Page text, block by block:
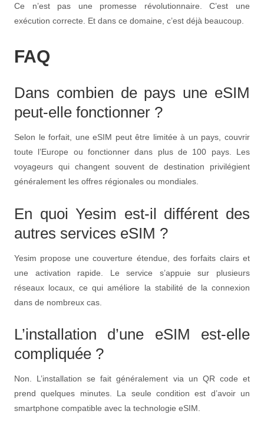
Ce n’est pas une promesse révolutionnaire. C’est une
exécution correcte. Et dans ce domaine, c’est déjà beaucoup.
FAQ
Dans combien de pays une eSIM
peut-elle fonctionner ?
Selon le forfait, une eSIM peut être limitée à un pays, couvrir
toute l’Europe ou fonctionner dans plus de 100 pays. Les
voyageurs qui changent souvent de destination privilégient
généralement les offres régionales ou mondiales.
En quoi Yesim est-il différent des
autres services eSIM ?
Yesim propose une couverture étendue, des forfaits clairs et
une activation rapide. Le service s’appuie sur plusieurs
réseaux locaux, ce qui améliore la stabilité de la connexion
dans de nombreux cas.
L’installation d’une eSIM est-elle
compliquée ?
Non. L’installation se fait généralement via un QR code et
prend quelques minutes. La seule condition est d’avoir un
smartphone compatible avec la technologie eSIM.